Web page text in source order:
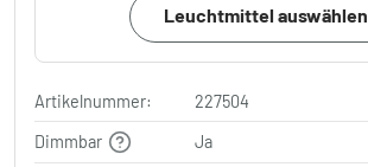
Leuchtmittel auswählen
Artikelnummer:
227504
Dimmbar
Ja